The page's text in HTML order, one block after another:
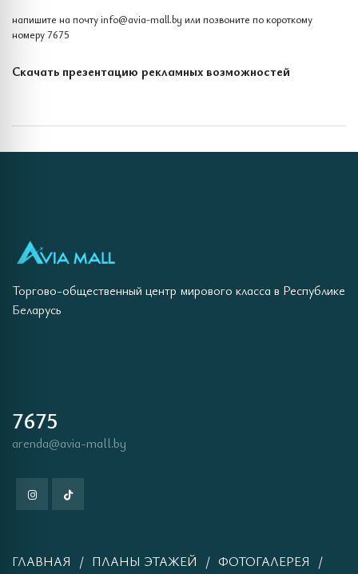
напишите на почтуinfo@avia-mall.by или позвоните по короткому
номеру7675
Скачать презентацию рекламных возможностей
Торгово-общественный центр мирового класса в Республике
Беларусь
7675
arenda@avia-mall.by
ГЛАВНАЯ ПЛАНЫ ЭТАЖЕЙ
ФОТОГАЛЕРЕЯ